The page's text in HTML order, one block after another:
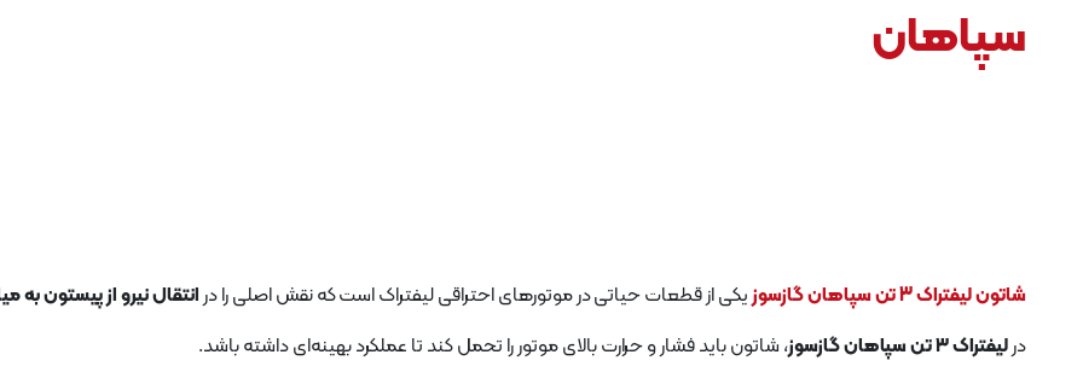
سپاهان
شاتون لیفتراک 3 تن سپاهان گازسوز یکی از قطعات حیاتی در موتورهای احتراقی لیفتراک است که نقش اصلی را در انتقال نیرو از پیستون به
درلیفتراک ۳ تن سپاهان گازسوز
، شاتون باید فشار و حرارت بالای موتور را تحمل کند تا عملکرد بهینه‌ای داشته باشد.